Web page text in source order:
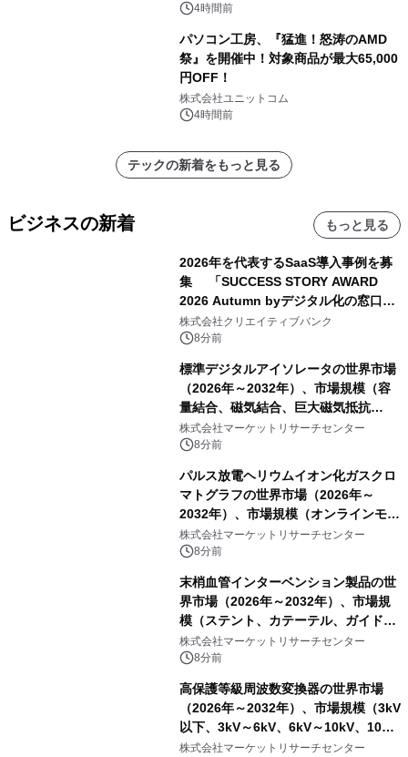
4時間前
パソコン工房、『猛進！怒涛のAMD
祭』を開催中！対象商品が最大65,000
円OFF！
株式会社ユニットコム
4時間前
テックの新着をもっと見る
ビジネスの新着 もっと見る
2026年を代表するSaaS導入事例を募
集 「SUCCESS STORY AWARD
2026 Autumn byデジタル化の窓口」
開催
株式会社クリエイティブバンク
8分前
標準デジタルアイソレータの世界市場
（2026年～2032年）、市場規模（容
量結合、磁気結合、巨大磁気抵抗
（GMR））・分析レポートを発表
株式会社マーケットリサーチセンター
8分前
パルス放電ヘリウムイオン化ガスクロ
マトグラフの世界市場（2026年～
2032年）、市場規模（オンラインモニ
タリング型、ラボラトリー型）・分析
レポートを発表
株式会社マーケットリサーチセンター
8分前
末梢血管インターベンション製品の世
界市場（2026年～2032年）、市場規
模（ステント、カテーテル、ガイドワ
イヤー、シース、下大静脈フィルタ
ー、その他）・分析レポートを発表
株式会社マーケットリサーチセンター
8分前
高保護等級周波数変換器の世界市場
（2026年～2032年）、市場規模（3kV
以下、3kV～6kV、6kV～10kV、10kV
超）・分析レポートを発表
株式会社マーケットリサーチセンター